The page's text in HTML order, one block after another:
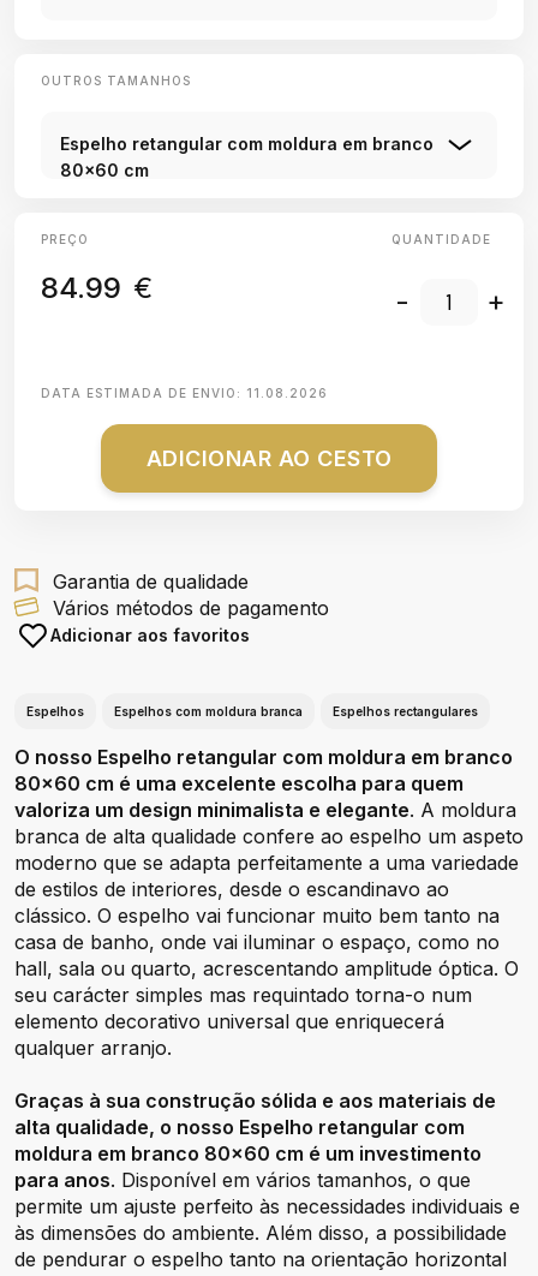
OUTROS TAMANHOS
Espelho retangular com moldura em branco
80x60 cm
PREÇO
84.99 €
QUANTIDADE
- +
DATA ESTIMADA DE ENVIO: 11.08.2026
ADICIONAR AO CESTO
Garantia de qualidade
Vários métodos de pagamento
Adicionar aos favoritos
Espelhos Espelhos com moldura branca Espelhos rectangulares
O nosso Espelho retangular com moldura em branco
80x60 cm é uma excelente escolha para quem
valoriza um design minimalista e elegante. A moldura
branca de alta qualidade confere ao espelho um aspeto
moderno que se adapta perfeitamente a uma variedade
de estilos de interiores, desde o escandinavo ao
clássico. O espelho vai funcionar muito bem tanto na
casa de banho, onde vai iluminar o espaço, como no
hall, sala ou quarto, acrescentando amplitude óptica. O
seu carácter simples mas requintado torna-o num
elemento decorativo universal que enriquecerá
qualquer arranjo.
Graças à sua construção sólida e aos materiais de
alta qualidade, o nosso Espelho retangular com
moldura em branco 80x60 cm é um investimento
para anos. Disponível em vários tamanhos, o que
permite um ajuste perfeito às necessidades individuais e
às dimensões do ambiente. Além disso, a possibilidade
de pendurar o espelho tanto na orientação horizontal